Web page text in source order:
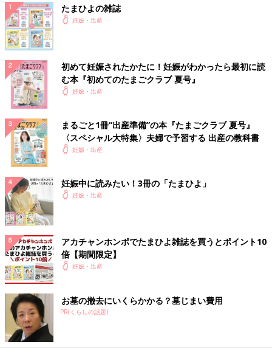
たまひよの雑誌
妊娠・出産
初めて妊娠されたかたに！妊娠がわかったら最初に読
む本『初めてのたまごクラブ 夏号』
妊娠・出産
まるごと1冊“出産準備”の本『たまごクラブ 夏号』
〈スペシャル大特集〉夫婦で予習する 出産の教科書
妊娠・出産
妊娠中に読みたい！3冊の「たまひよ」
妊娠・出産
アカチャンホンポでたまひよ雑誌を買うとポイント10
倍【期間限定】
妊娠・出産
お墓の撤去にいくらかかる？墓じまい費用
PR(くらしの話題)